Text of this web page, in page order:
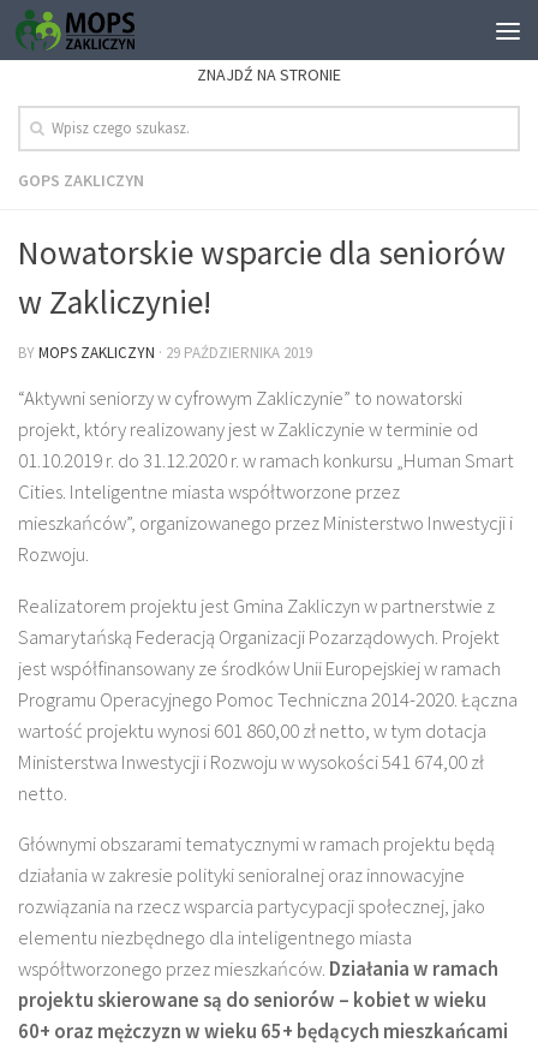
ZNAJDŹ NA STRONIE
GOPS ZAKLICZYN
Nowatorskie wsparcie dla seniorów
w Zakliczynie!
BYMOPS ZAKLICZYN · 29 PAŹDZIERNIKA 2019
“Aktywni seniorzy w cyfrowym Zakliczynie” to nowatorski
projekt, który realizowany jest w Zakliczynie w terminie od
01.10.2019 r. do 31.12.2020 r. w ramach konkursu „Human Smart
Cities. Inteligentne miasta współtworzone przez
mieszkańców”, organizowanego przez Ministerstwo Inwestycji i
Rozwoju.
Realizatorem projektu jest Gmina Zakliczyn w partnerstwie z
Samarytańską Federacją Organizacji Pozarządowych. Projekt
jest współfinansowany ze środków Unii Europejskiej w ramach
Programu Operacyjnego Pomoc Techniczna 2014-2020. Łączna
wartość projektu wynosi 601 860,00 zł netto, w tym dotacja
Ministerstwa Inwestycji i Rozwoju w wysokości 541 674,00 zł
netto.
Głównymi obszarami tematycznymi w ramach projektu będą
działania w zakresie polityki senioralnej oraz innowacyjne
rozwiązania na rzecz wsparcia partycypacji społecznej, jako
elementu niezbędnego dla inteligentnego miasta
współtworzonego przez mieszkańców. Działania w ramach
projektu skierowane są do seniorów – kobiet w wieku
60+ oraz mężczyzn w wieku 65+ będących mieszkańcami